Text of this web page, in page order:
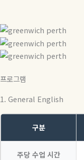
프로그램
1. General English
구분
주당 수업 시간